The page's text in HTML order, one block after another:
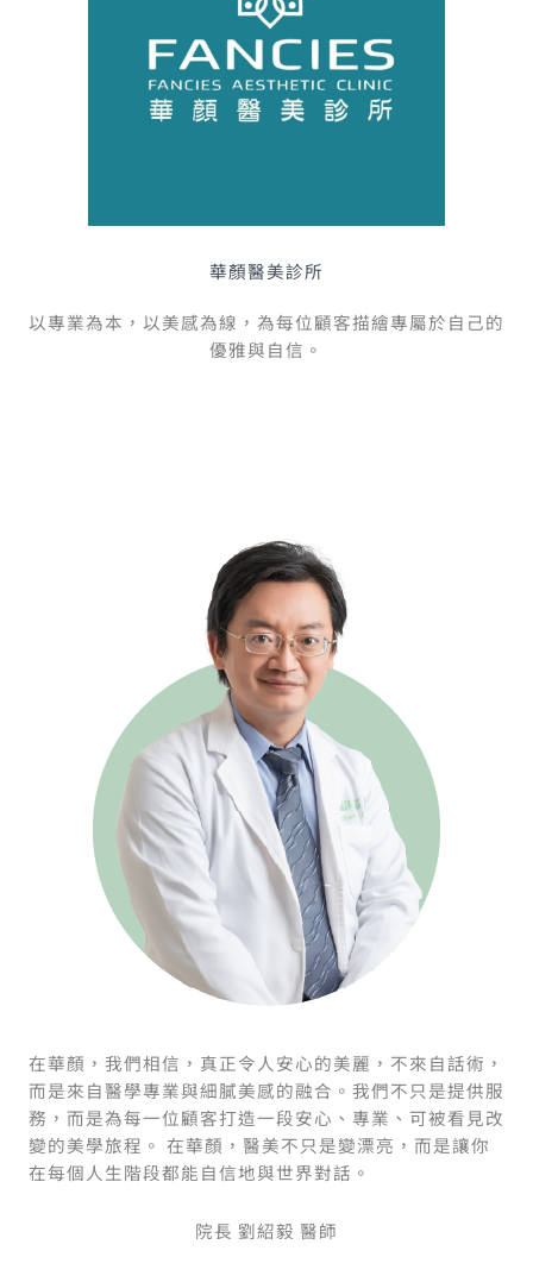
華顏醫美診所
以專業為本，以美感為線，為每位顧客描繪專屬於自己的
優雅與自信。
在華顏，我們相信，真正令人安心的美麗，不來自話術，
而是來自醫學專業與細膩美感的融合。我們不只是提供服
務，而是為每一位顧客打造一段安心、專業、可被看見改
變的美學旅程。 在華顏，醫美不只是變漂亮，而是讓你
在每個人生階段都能自信地與世界對話。
院長 劉紹毅 醫師